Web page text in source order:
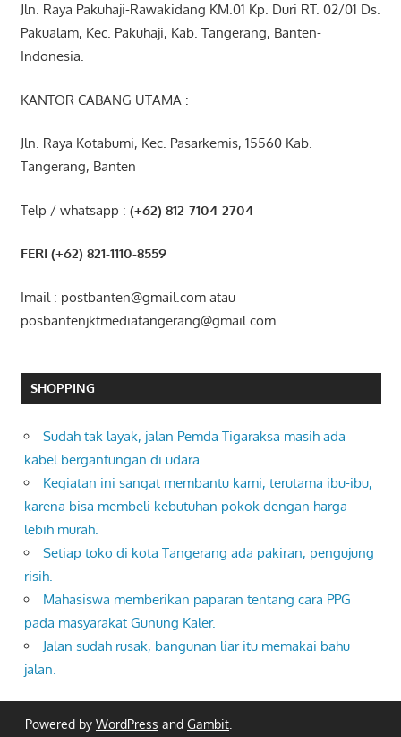
Jln. Raya Pakuhaji-Rawakidang KM.01 Kp. Duri RT. 02/01 Ds.
Pakualam, Kec. Pakuhaji, Kab. Tangerang, Banten-
Indonesia.
KANTOR CABANG UTAMA :
Jln. Raya Kotabumi, Kec. Pasarkemis, 15560 Kab.
Tangerang, Banten
Telp / whatsapp : (+62) 812-7104-2704
FERI (+62) 821-1110-8559
Imail : postbanten@gmail.com atau
posbantenjktmediatangerang@gmail.com
SHOPPING
Sudah tak layak, jalan Pemda Tigaraksa masih ada
kabel bergantungan di udara.
Kegiatan ini sangat membantu kami, terutama ibu-ibu,
karena bisa membeli kebutuhan pokok dengan harga
lebih murah.
Setiap toko di kota Tangerang ada pakiran, pengujung
risih.
Mahasiswa memberikan paparan tentang cara PPG
pada masyarakat Gunung Kaler.
Jalan sudah rusak, bangunan liar itu memakai bahu
jalan.
Powered by WordPress and Gambit